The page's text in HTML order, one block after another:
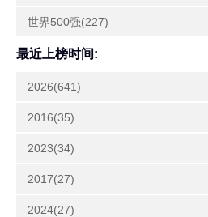
世界500强(227)
最近上榜时间:
2026(641)
2016(35)
2023(34)
2017(27)
2024(27)